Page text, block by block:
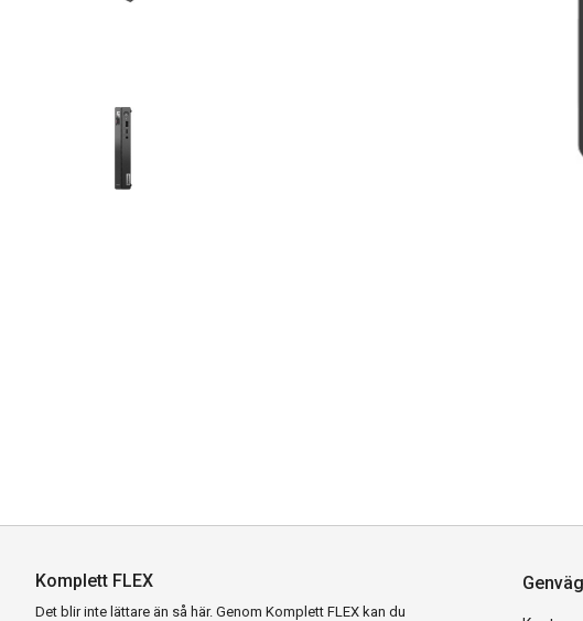
Komplett FLEX
Det blir inte lättare än så här. Genom Komplett FLEX kan du